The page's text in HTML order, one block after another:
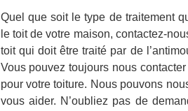
Quel que soit le type de traitement
le toit de votre maison, contactez-
toit qui doit être traité par de
Vous pouvez toujours nous
pour votre toiture. Nous pouvons
vous aider. N’oubliez pas de